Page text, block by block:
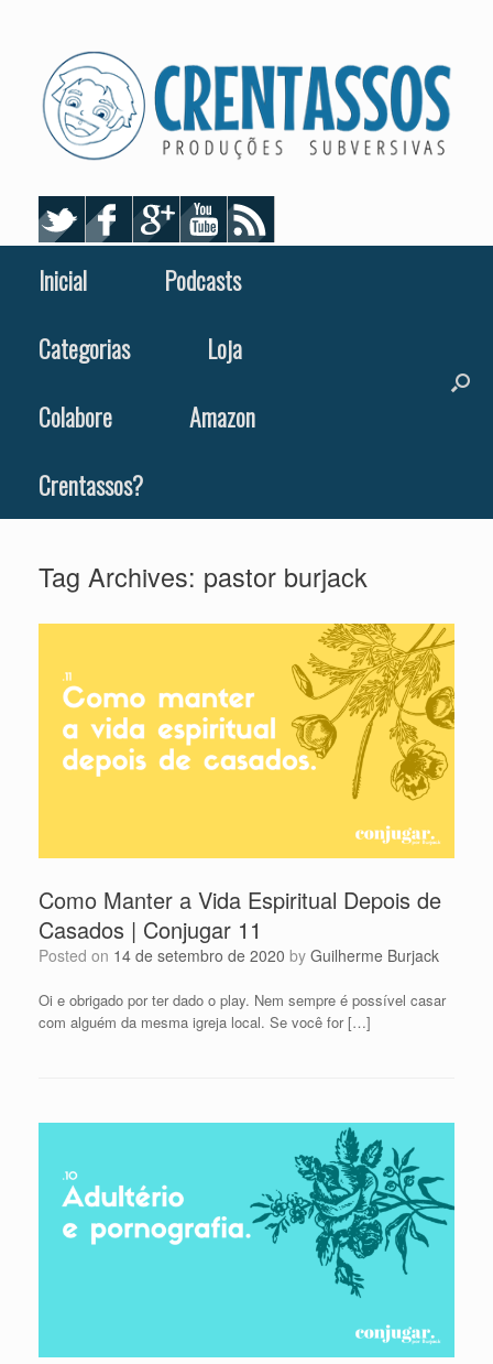
Inicial
Podcasts
Categorias
Loja
Colabore
Amazon
Crentassos?
Tag Archives: pastor burjack
Como Manter a Vida Espiritual Depois de
Casados | Conjugar 11
Posted on 14 de setembro de 2020 by Guilherme Burjack
Oi e obrigado por ter dado o play. Nem sempre é possível casar
com alguém da mesma igreja local. Se você for […]